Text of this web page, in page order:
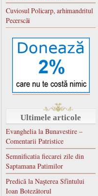
Cuviosul Policarp, arhimandritul
Pecerscăi
Ultimele articole
Evanghelia la Bunavestire –
Comentarii Patristice
Semnificatia fiecarei zile din
Saptamana Patimilor
Predică la Naşterea Sfîntului
Ioan Botezătorul